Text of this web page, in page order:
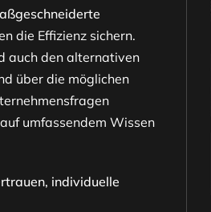
die Effizienz sichern.
auch den alternativen
über die möglichen
umfassendem Wissen
individuelle